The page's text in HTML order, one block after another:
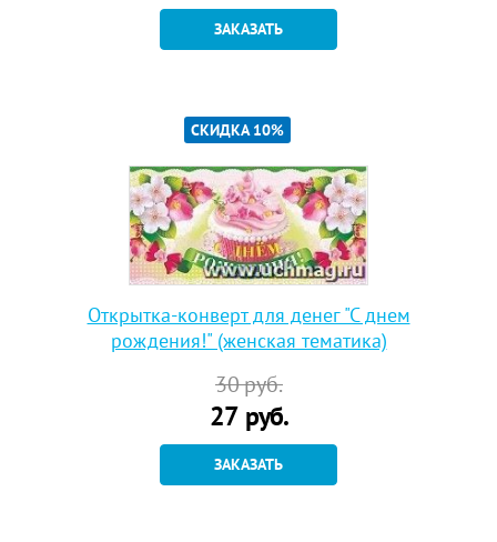
ЗАКАЗАТЬ
СКИДКА 10%
Открытка-конверт для денег "С днем
рождения!" (женская тематика)
30руб.
27руб.
ЗАКАЗАТЬ